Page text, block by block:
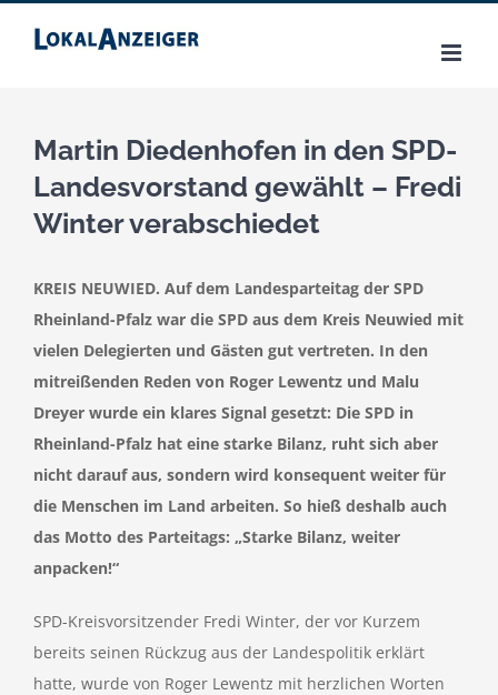
Inhalt
Martin Diedenhofen in den SPD-
Landesvorstand gewählt – Fredi
Winter verabschiedet
KREIS NEUWIED. Auf dem Landesparteitag der SPD
Rheinland-Pfalz war die SPD aus dem Kreis Neuwied mit
vielen Delegierten und Gästen gut vertreten. In den
mitreißenden Reden von Roger Lewentz und Malu
Dreyer wurde ein klares Signal gesetzt: Die SPD in
Rheinland-Pfalz hat eine starke Bilanz, ruht sich aber
nicht darauf aus, sondern wird konsequent weiter für
die Menschen im Land arbeiten. So hieß deshalb auch
das Motto des Parteitags: „Starke Bilanz, weiter
anpacken!“
SPD-Kreisvorsitzender Fredi Winter, der vor Kurzem
bereits seinen Rückzug aus der Landespolitik erklärt
hatte, wurde von Roger Lewentz mit herzlichen Worten